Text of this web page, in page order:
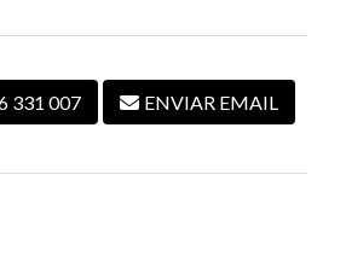
331 007 ENVIAR EMAIL